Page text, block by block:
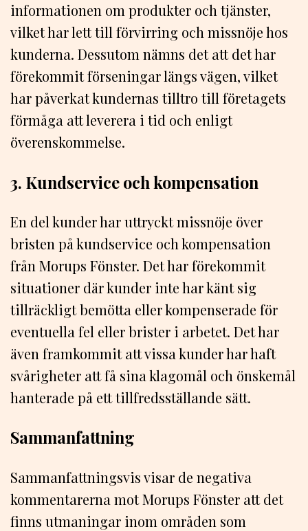
informationen om produkter och tjänster,
vilket har lett till förvirring och missnöje hos
kunderna. Dessutom nämns det att det har
förekommit förseningar längs vägen, vilket
har påverkat kundernas tilltro till företagets
förmåga att leverera i tid och enligt
överenskommelse.
3. Kundservice och kompensation
En del kunder har uttryckt missnöje över
bristen på kundservice och kompensation
från Morups Fönster. Det har förekommit
situationer där kunder inte har känt sig
tillräckligt bemötta eller kompenserade för
eventuella fel eller brister i arbetet. Det har
även framkommit att vissa kunder har haft
svårigheter att få sina klagomål och önskemål
hanterade på ett tillfredsställande sätt.
Sammanfattning
Sammanfattningsvis visar de negativa
kommentarerna mot Morups Fönster att det
finns utmaningar inom områden som